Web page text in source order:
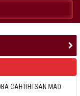
САНТІНІ SAN MAD